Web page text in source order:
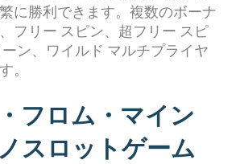
に勝利できます。複数のボーナ
フリー スピン、超フリー スピ
ン、ワイルド マルチプライヤ
。
フロム・マイン
スロットゲーム